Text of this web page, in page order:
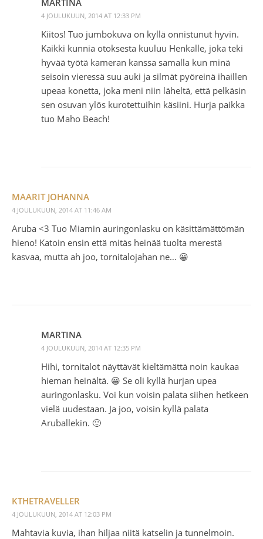
MARTINA
4 JOULUKUUN, 2014 AT 12:33 PM
Kiitos! Tuo jumbokuva on kyllä onnistunut hyvin.
Kaikki kunnia otoksesta kuuluu Henkalle, joka teki
hyvää työtä kameran kanssa samalla kun minä
seisoin vieressä suu auki ja silmät pyöreinä ihaillen
upeaa konetta, joka meni niin läheltä, että pelkäsin
sen osuvan ylös kurotettuihin käsiini. Hurja paikka
tuo Maho Beach!
MAARIT JOHANNA
4 JOULUKUUN, 2014 AT 11:46 AM
Aruba <3 Tuo Miamin auringonlasku on käsittämättömän
hieno! Katoin ensin että mitäs heinää tuolta merestä
kasvaa, mutta ah joo, tornitalojahan ne… 😀
MARTINA
4 JOULUKUUN, 2014 AT 12:35 PM
Hihi, tornitalot näyttävät kieltämättä noin kaukaa
hieman heinältä. 😀 Se oli kyllä hurjan upea
auringonlasku. Voi kun voisin palata siihen hetkeen
vielä uudestaan. Ja joo, voisin kyllä palata
Aruballekin. 🙂
KTHETRAVELLER
4 JOULUKUUN, 2014 AT 12:03 PM
Mahtavia kuvia, ihan hiljaa niitä katselin ja tunnelmoin.